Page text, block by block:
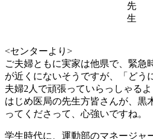
先
生
<センターより>
ご夫婦ともに実家は他県で、緊急
が近くにないそうですが、「どう
夫婦2人で頑張っていらっしゃる
はじめ医局の先生方皆さんが、黒
ってくださって、心強いですね。
学生時代に、運動部のマネージャ